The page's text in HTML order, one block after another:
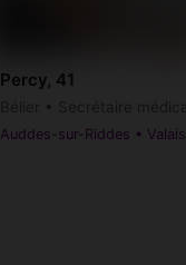
Percy, 41
Auddes-sur-Riddes • Valais